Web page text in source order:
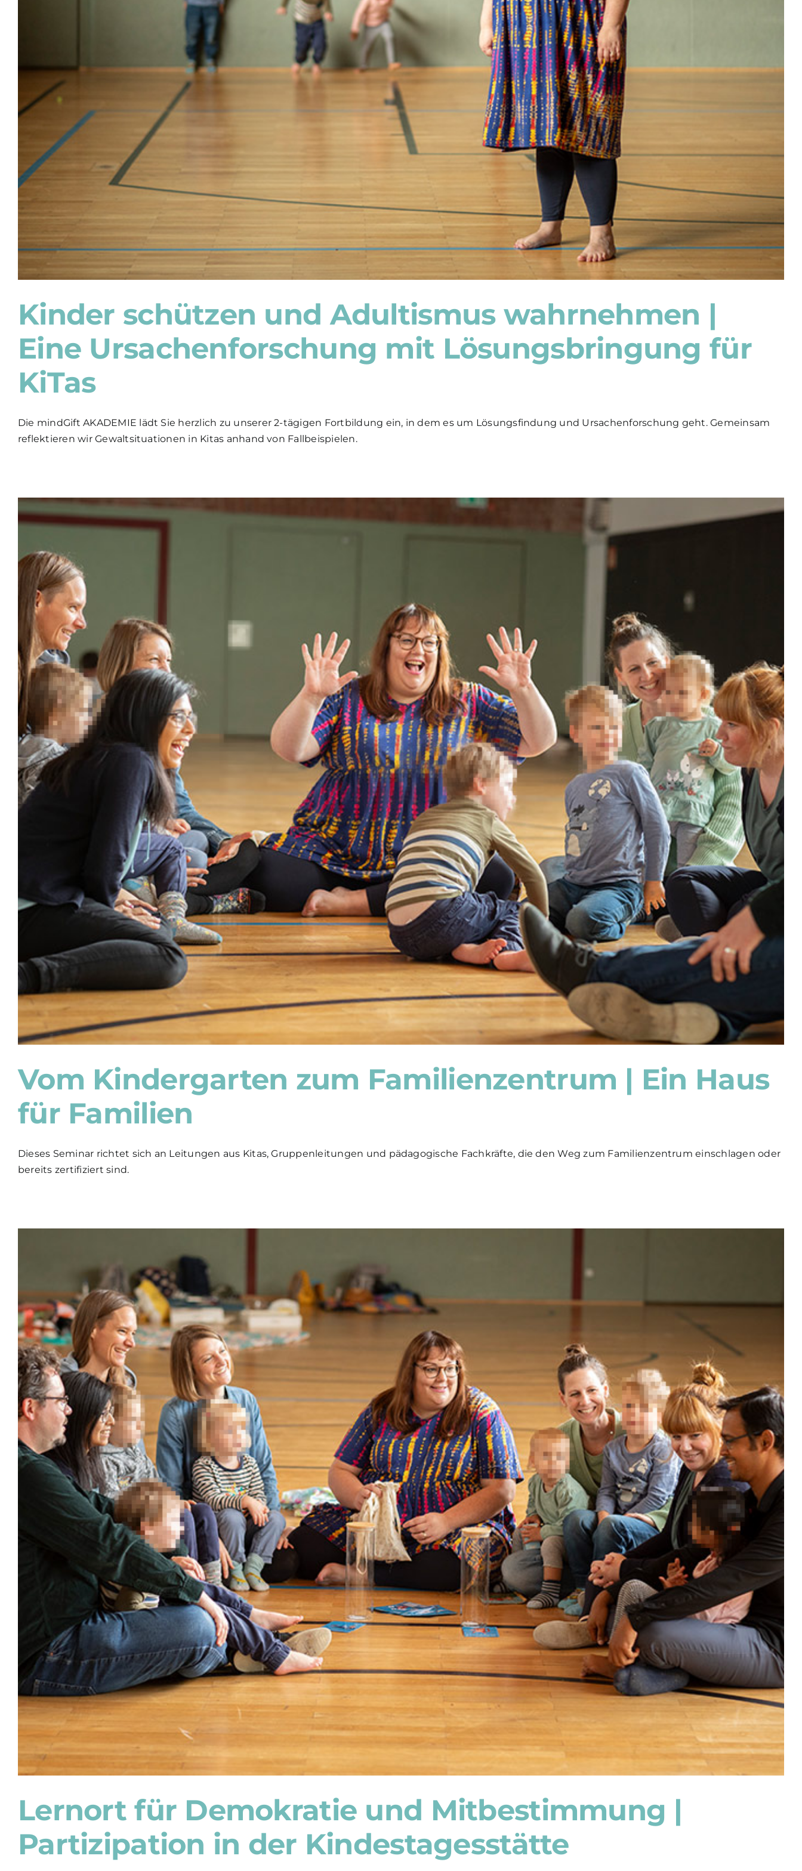
Kinder schützen und Adultismus wahrnehmen |
Eine Ursachenforschung mit Lösungsbringung für
KiTas
Die mindGift AKADEMIE lädt Sie herzlich zu unserer 2-tägigen Fortbildung ein, in dem es um Lösungsfindung und Ursachenforschung geht. Gemeinsam
reflektieren wir Gewaltsituationen in Kitas anhand von Fallbeispielen.
Vom Kindergarten zum Familienzentrum | Ein Haus
für Familien
Dieses Seminar richtet sich an Leitungen aus Kitas, Gruppenleitungen und pädagogische Fachkräfte, die den Weg zum Familienzentrum einschlagen oder
bereits zertifiziert sind.
Lernort für Demokratie und Mitbestimmung |
Partizipation in der Kindestagesstätte